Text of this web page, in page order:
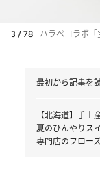
3 / 78 ハラペコラボ
最初から記事を
【北海道】手土
夏のひんやりス
専門店のフロー